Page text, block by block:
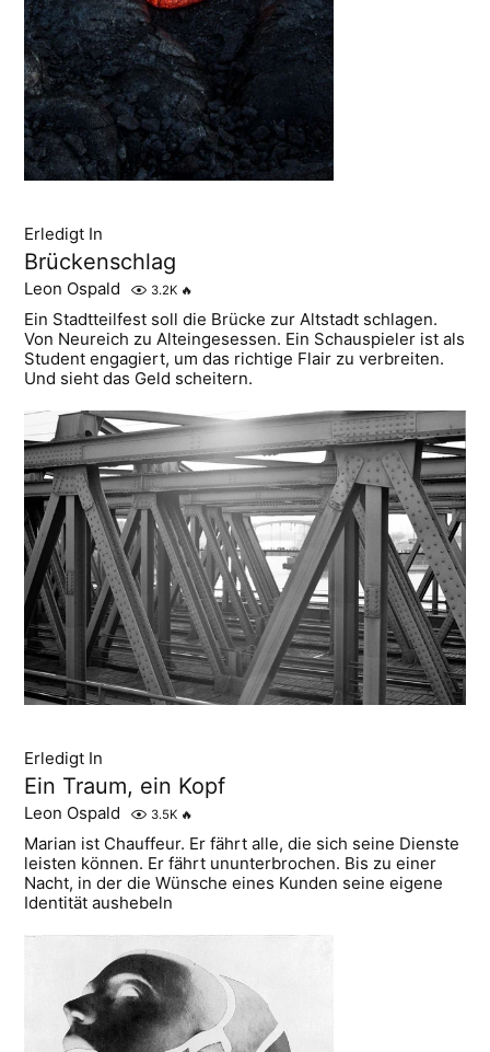
Erledigt In
Brückenschlag
Leon Ospald 3.2K 🔥
Ein Stadtteilfest soll die Brücke zur Altstadt schlagen.
Von Neureich zu Alteingesessen. Ein Schauspieler ist als
Student engagiert, um das richtige Flair zu verbreiten.
Und sieht das Geld scheitern.
Erledigt In
Ein Traum, ein Kopf
Leon Ospald 3.5K 🔥
Marian ist Chauffeur. Er fährt alle, die sich seine Dienste
leisten können. Er fährt ununterbrochen. Bis zu einer
Nacht, in der die Wünsche eines Kunden seine eigene
Identität aushebeln